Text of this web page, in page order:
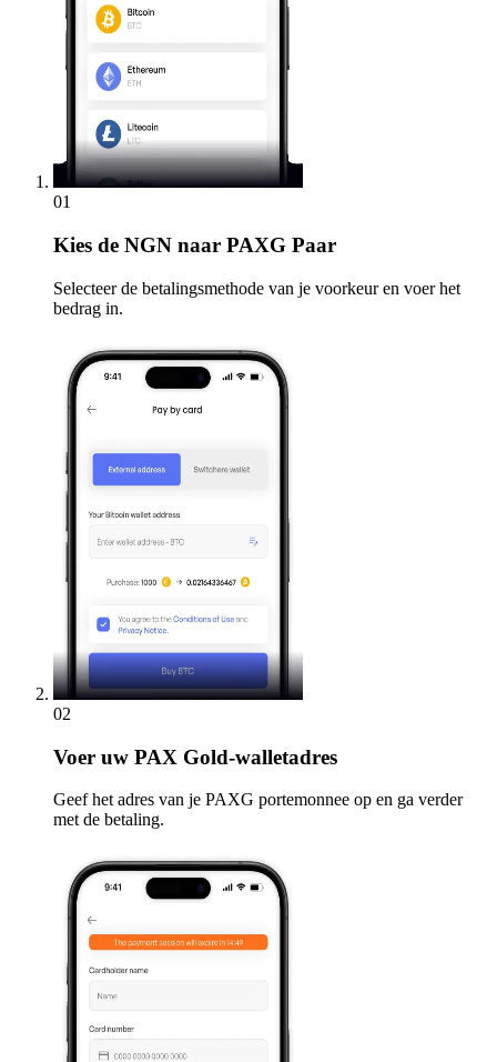
01
Kies de NGN naar PAXG Paar
Selecteer de betalingsmethode van je voorkeur en voer het
bedrag in.
02
Voer uw PAX Gold-walletadres
Geef het adres van je PAXG portemonnee op en ga verder
met de betaling.